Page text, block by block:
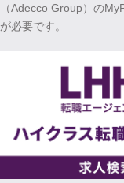
（Adecco Group）の
が必要です。